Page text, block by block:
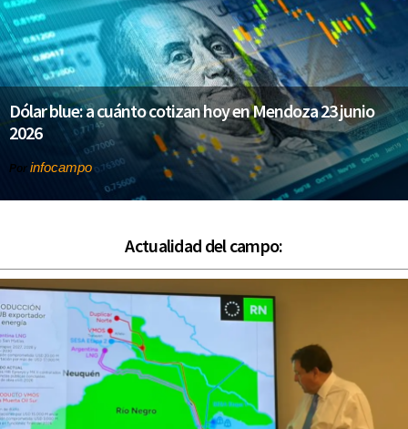
Dólar blue: a cuánto cotizan hoy en Mendoza 23 junio
2026
Por infocampo
Actualidad del campo: